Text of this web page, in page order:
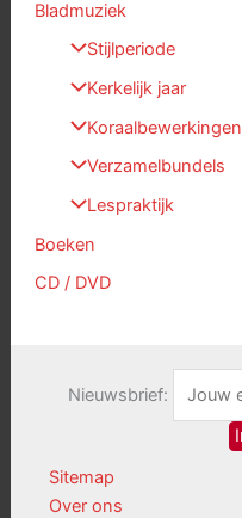
Bladmuziek
Stijlperiode
Kerkelijk jaar
Koraalbewerkingen
Verzamelbundels
Lespraktijk
Boeken
CD / DVD
Nieuwsbrief:
Sitemap
Over ons